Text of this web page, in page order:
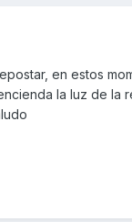
en estos
la luz de la